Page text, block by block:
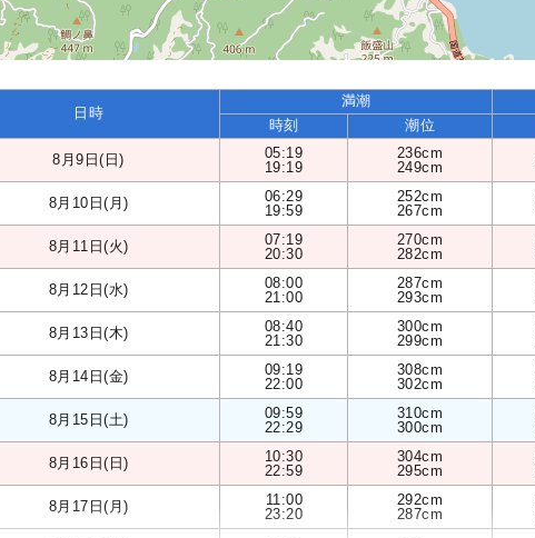
日時
満潮
時刻 潮位
8月9日(日)
05:19
19:19
236cm
249cm
8月10日(月)
06:29
19:59
252cm
267cm
8月11日(火)
07:19
20:30
270cm
282cm
8月12日(水)
08:00
21:00
287cm
293cm
8月13日(木)
08:40
21:30
300cm
299cm
8月14日(金)
09:19
22:00
308cm
302cm
8月15日(土)
09:59
22:29
310cm
300cm
8月16日(日)
10:30
22:59
304cm
295cm
8月17日(月)
11:00
23:20
292cm
287cm